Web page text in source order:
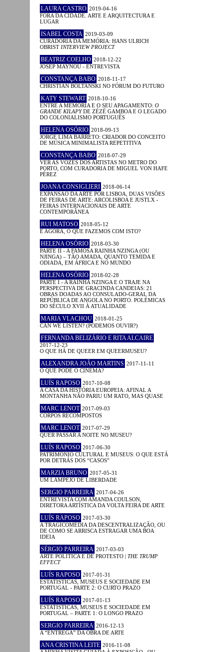
LAURA CASTRO 2019-04-16
FORA DA CIDADE. ARTE E ARQUITECTURA E
LUGAR
ISABEL COSTA 2019-03-09
CURADORIA DA MEMÓRIA: HANS ULRICH
OBRIST INTERVIEW PROJECT
BEATRIZ COELHO 2018-12-22
JOSEP MAYNOU - ENTREVISTA
CONSTANÇA BABO 2018-11-17
CHRISTIAN BOLTANSKI NO FÓRUM DO FUTURO
KATY STEWART 2018-10-16
ENTRE A MEMÓRIA E O SEU APAGAMENTO: O
GRANDE KILAPYDE ZÉZÉ GAMBOA E O LEGADO
DO COLONIALISMO PORTUGUÊS
HELENA OSÓRIO 2018-09-13
JORGE LIMA BARRETO: CRIADOR DO CONCEITO
DE MÚSICA MINIMALISTA REPETITIVA
CONSTANÇA BABO 2018-07-29
VER AS VOZES DOS ARTISTAS NO METRO DO
PORTO, COM CURADORIA DE MIGUEL VON HAFE
PÉREZ
JOANA CONSIGLIERI 2018-06-14
EXPANSÃO DA ARTE POR LISBOA, DUAS VISÕES
DE FEIRAS DE ARTE: ARCOLISBOA E JUSTLX -
FEIRAS INTERNACIONAIS DE ARTE
CONTEMPORÂNEA
RUI MATOSO 2018-05-12
E AGORA, O QUE FAZEMOS COM ISTO?
HELENA OSÓRIO 2018-03-30
PARTE II - A FAMOSA RAINHA NZINGA (OU
NJINGA) – TÃO AMADA, QUANTO TEMIDA E
ODIADA, EM ÁFRICA E NO MUNDO
HELENA OSÓRIO 2018-02-28
PARTE I - A RAINHA NZINGA E O TRAJE NA
PERSPECTIVA DE GRACINDA CANDEIAS: 21
OBRAS DOADAS AO CONSULADO-GERAL DA
REPÚBLICA DE ANGOLA NO PORTO. POLÉMICAS
DO SÉCULO XVII À ATUALIDADE
MARIA VLACHOU 2018-01-25
CAN WE LISTEN? (PODEMOS OUVIR?)
FERNANDA BELIZÁRIO E RITA ALCAIRE
2017-12-23
O QUE HÁ DE QUEER EM QUEERMUSEU?
ALEXANDRA JOÃO MARTINS 2017-11-11
O QUE PODE O CINEMA?
LUÍS RAPOSO 2017-10-08
A CASA DA HISTÓRIA EUROPEIA: AFINAL A
MONTANHA NÃO PARIU UM RATO, MAS QUASE
MARC LENOT 2017-09-03
CORPOS RECOMPOSTOS
MARC LENOT 2017-07-29
QUER PASSAR A NOITE NO MUSEU?
LUÍS RAPOSO 2017-06-30
PATRIMÓNIO CULTURAL E MUSEUS: O QUE ESTÁ
POR DETRÁS DOS “CASOS”
MARZIA BRUNO 2017-05-31
UM LAMPEJO DE LIBERDADE
SERGIO PARREIRA 2017-04-26
ENTREVISTA COM AMANDA COULSON,
DIRETORA ARTÍSTICA DA VOLTA FEIRA DE ARTE
LUÍS RAPOSO 2017-03-30
A TRAGICOMÉDIA DA DESCENTRALIZAÇÃO, OU
DE COMO SE ARRISCA ESTRAGAR UMA BOA
IDEIA
SÉRGIO PARREIRA 2017-03-03
ARTE POLÍTICA E DE PROTESTO | THE TRUMP
EFFECT
LUÍS RAPOSO 2017-01-31
ESTATÍSTICAS, MUSEUS E SOCIEDADE EM
PORTUGAL - PARTE 2: O CURTO PRAZO
LUÍS RAPOSO 2017-01-13
ESTATÍSTICAS, MUSEUS E SOCIEDADE EM
PORTUGAL – PARTE 1: O LONGO PRAZO
SERGIO PARREIRA 2016-12-13
A “ENTREGA” DA OBRA DE ARTE
ANA CRISTINA LEITE 2016-11-08